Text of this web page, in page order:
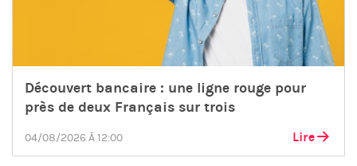
Découvert bancaire : une ligne rouge pour
près de deux Français sur trois
04/08/2026 À 12:00 Lire